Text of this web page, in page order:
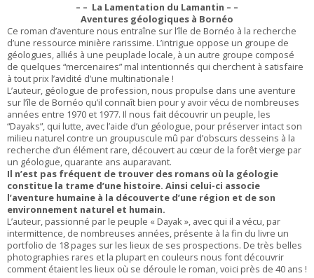
– – La Lamentation du Lamantin – –
Aventures géologiques à Bornéo
Ce roman d’aventure nous entraîne sur l’île de Bornéo à la recherche
d’une ressource minière rarissime. L’intrigue oppose un groupe de
géologues, alliés à une peuplade locale, à un autre groupe composé
de quelques “mercenaires” mal intentionnés qui cherchent à satisfaire
à tout prix l’avidité d’une multinationale !
L’auteur, géologue de profession, nous propulse dans une aventure
sur l’île de Bornéo qu’il connaît bien pour y avoir vécu de nombreuses
années entre 1970 et 1977. Il nous fait découvrir un peuple, les
“Dayaks”, qui lutte, avec l’aide d’un géologue, pour préserver intact son
milieu naturel contre un groupuscule mû par d’obscurs desseins à la
recherche d’un élément rare, découvert au cœur de la forêt vierge par
un géologue, quarante ans auparavant.
Il n’est pas fréquent de trouver des romans où la géologie
constitue la trame d’une histoire. Ainsi celui-ci associe
l’aventure humaine à la découverte d’une région et de son
environnement naturel et humain.
L’auteur, passionné par le peuple « Dayak », avec qui il a vécu, par
intermittence, de nombreuses années, présente à la fin du livre un
portfolio de 18 pages sur les lieux de ses prospections. De très belles
photographies rares et la plupart en couleurs nous font découvrir
comment étaient les lieux où se déroule le roman, voici près de 40 ans !